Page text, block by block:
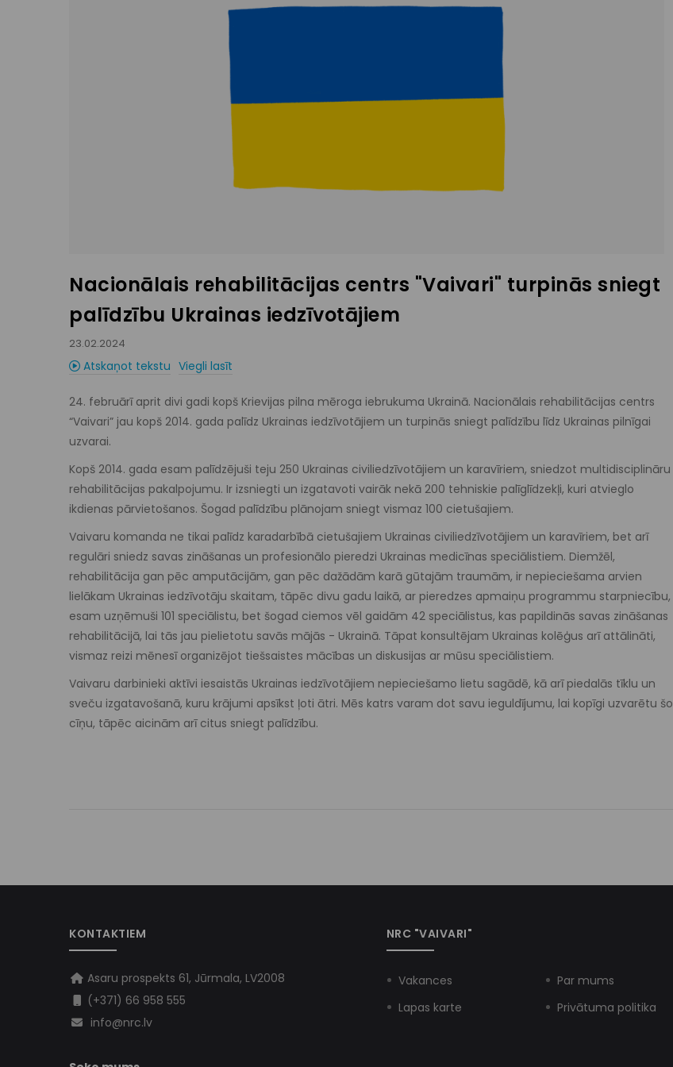
Nacionālais rehabilitācijas centrs "Vaivari" turpinās sniegt
palīdzību Ukrainas iedzīvotājiem
23.02.2024
Atskaņot tekstu Viegli lasīt
24. februārī aprit divi gadi kopš Krievijas pilna mēroga iebrukuma Ukrainā. Nacionālais rehabilitācijas centrs
“Vaivari” jau kopš 2014. gada palīdz Ukrainas iedzīvotājiem un turpinās sniegt palīdzību līdz Ukrainas pilnīgai
uzvarai.
Kopš 2014. gada esam palīdzējuši teju 250 Ukrainas civiliedzīvotājiem un karavīriem, sniedzot multidisciplināru
rehabilitācijas pakalpojumu. Ir izsniegti un izgatavoti vairāk nekā 200 tehniskie palīglīdzekļi, kuri atvieglo
ikdienas pārvietošanos. Šogad palīdzību plānojam sniegt vismaz 100 cietušajiem.
Vaivaru komanda ne tikai palīdz karadarbībā cietušajiem Ukrainas civiliedzīvotājiem un karavīriem, bet arī
regulāri sniedz savas zināšanas un profesionālo pieredzi Ukrainas medicīnas speciālistiem. Diemžēl,
rehabilitācija gan pēc amputācijām, gan pēc dažādām karā gūtajām traumām, ir nepieciešama arvien
lielākam Ukrainas iedzīvotāju skaitam, tāpēc divu gadu laikā, ar pieredzes apmaiņu programmu starpniecību,
esam uzņēmuši 101 speciālistu, bet šogad ciemos vēl gaidām 42 speciālistus, kas papildinās savas zināšanas
rehabilitācijā, lai tās jau pielietotu savās mājās - Ukrainā. Tāpat konsultējam Ukrainas kolēģus arī attālināti,
vismaz reizi mēnesī organizējot tiešsaistes mācības un diskusijas ar mūsu speciālistiem.
Vaivaru darbinieki aktīvi iesaistās Ukrainas iedzīvotājiem nepieciešamo lietu sagādē, kā arī piedalās tīklu un
sveču izgatavošanā, kuru krājumi apsīkst ļoti ātri. Mēs katrs varam dot savu ieguldījumu, lai kopīgi uzvarētu šo
cīņu, tāpēc aicinām arī citus sniegt palīdzību.
KONTAKTIEM
Asaru prospekts 61, Jūrmala, LV2008
(+371) 66 958 555
info@nrc.lv
NRC "VAIVARI"
Vakances
Lapas karte
Par mums
Privātuma politika